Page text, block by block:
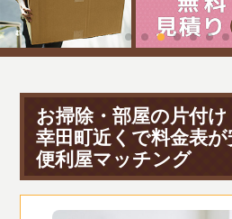
お掃除・部屋の片付
幸田町近くで料金表が
便利屋マッチング